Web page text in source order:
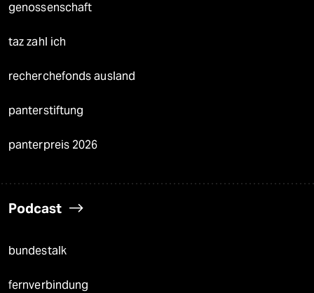
genossenschaft
taz zahl ich
recherchefonds ausland
panterstiftung
panterpreis 2026
Podcast
bundestalk
fernverbindung